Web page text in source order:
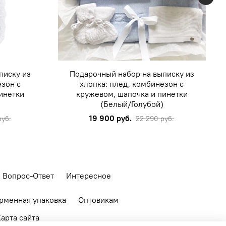
из
с
Подарочный набор на выписку из
хлопка: плед, комбинезон с
кружевом, шапочка и пинетки
(Белый/Голубой)
19 900 руб. 22 290 руб.
Вопрос-Ответ Интересное
упаковка
Оптовикам
сайта